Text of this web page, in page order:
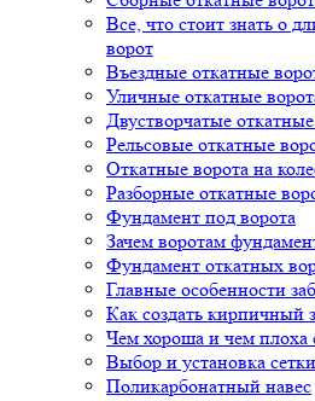
Все, что стоит знать о
ворот
Въездные откатные
Уличные откатные
Двустворчатые
Рельсовые откатные
Откатные ворота на
Разборные откатные
Фундамент под ворота
Зачем воротам
Фундамент откатных
Главные особенности
Как создать кирпичный
Чем хороша и чем плоха
Выбор и установка
Поликарбонатный навес